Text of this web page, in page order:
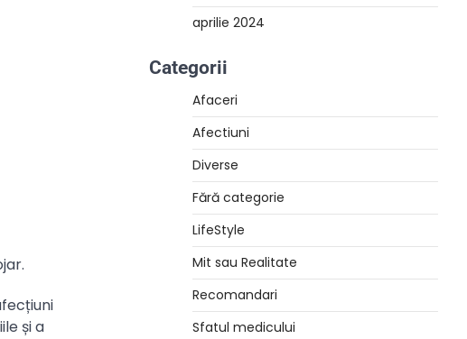
și a
aprilie 2024
Categorii
Afaceri
Afectiuni
Diverse
Fără categorie
LifeStyle
Mit sau Realitate
Recomandari
Sfatul medicului